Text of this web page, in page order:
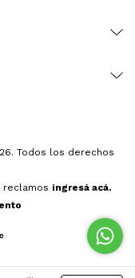
Todos los derechos
reclamos ingresá acá.